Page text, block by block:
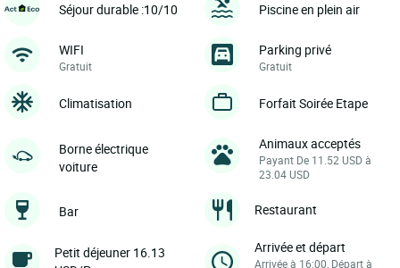
Séjour durable :10/10 Piscine en plein air
WIFI
Gratuit
Parking privé
Gratuit
Climatisation Forfait Soirée Etape
Borne électrique
voiture
Animaux acceptés
Payant De 11.52 USD à
23.04 USD
Bar Restaurant
Petit déjeuner 16.13
Arrivée et départ
Arrivée à 16:00, Départ à